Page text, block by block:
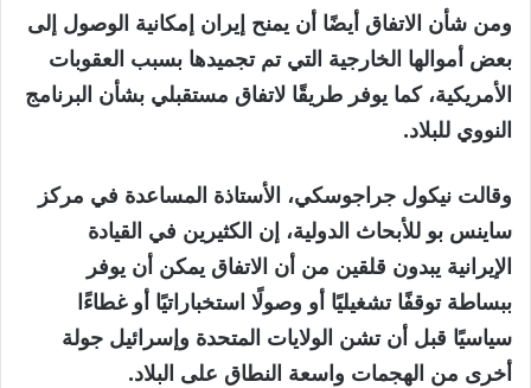
ومن شأن الاتفاق أيضًا أن يمنح إيران إمكانية الوصول إلى
بعض أموالها الخارجية التي تم تجميدها بسبب العقوبات
الأمريكية، كما يوفر طريقًا لاتفاق مستقبلي بشأن البرنامج
النووي للبلاد.
وقالت نيكول جراجوسكي، الأستاذة المساعدة في مركز
ساينس بو للأبحاث الدولية، إن الكثيرين في القيادة
الإيرانية يبدون قلقين من أن الاتفاق يمكن أن يوفر
ببساطة توقفًا تشغيليًا أو وصولًا استخباراتيًا أو غطاءًا
سياسيًا قبل أن تشن الولايات المتحدة وإسرائيل جولة
أخرى من الهجمات واسعة النطاق على البلاد.